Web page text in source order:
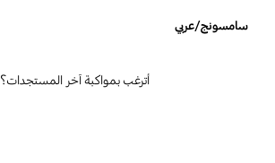
سامسونج/عربي
أترغب بمواكبة آخر المستجدات؟